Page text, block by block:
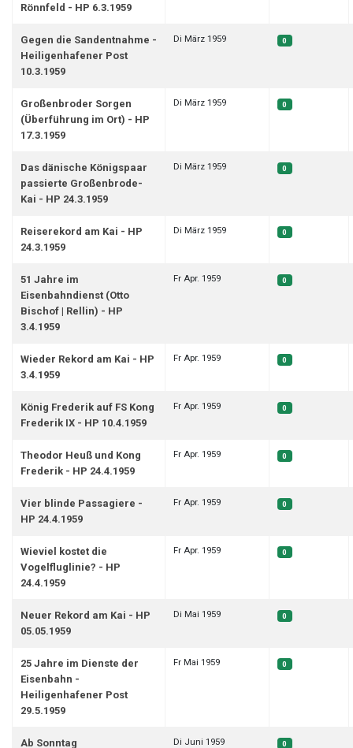
Rönnfeld - HP 6.3.1959
Gegen die Sandentnahme -
Heiligenhafener Post
10.3.1959
Di März 1959 0
Großenbroder Sorgen
(Überführung im Ort) - HP
17.3.1959
Di März 1959 0
Das dänische Königspaar
passierte Großenbrode-
Kai - HP 24.3.1959
Di März 1959 0
Reiserekord am Kai - HP
24.3.1959
Di März 1959 0
51 Jahre im
Eisenbahndienst (Otto
Bischof | Rellin) - HP
3.4.1959
Fr Apr. 1959 0
Wieder Rekord am Kai - HP
3.4.1959
Fr Apr. 1959 0
König Frederik auf FS Kong
Frederik IX - HP 10.4.1959
Fr Apr. 1959 0
Theodor Heuß und Kong
Frederik - HP 24.4.1959
Fr Apr. 1959 0
Vier blinde Passagiere -
HP 24.4.1959
Fr Apr. 1959 0
Wieviel kostet die
Vogelfluglinie? - HP
24.4.1959
Fr Apr. 1959 0
Neuer Rekord am Kai - HP
05.05.1959
Di Mai 1959 0
25 Jahre im Dienste der
Eisenbahn -
Heiligenhafener Post
29.5.1959
Fr Mai 1959 0
Ab Sonntag Di Juni 1959 0